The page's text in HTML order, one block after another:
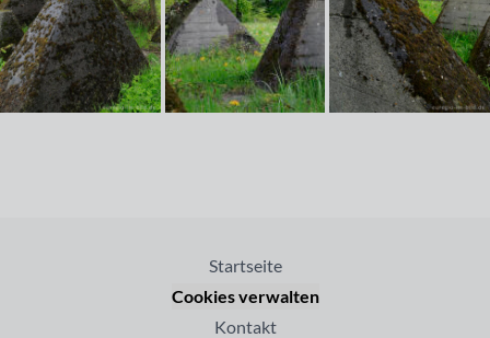
Startseite
Cookies verwalten
Kontakt